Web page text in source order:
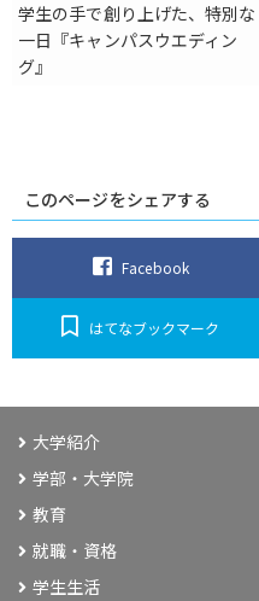
学生の手で創り上げた、特別な
一日『キャンパスウエディン
グ』
このページをシェアする
Facebook
はてなブックマーク
大学紹介
学部・大学院
教育
就職・資格
学生生活